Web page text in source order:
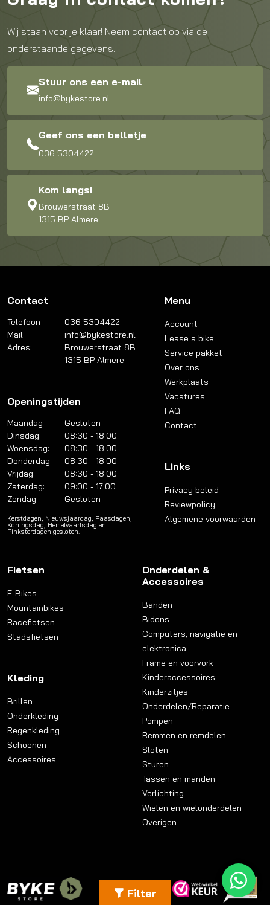
Filter
Wij staan voor je klaar! Neem contact op via de
onderstaande gegevens.
Stuur ons een e-mail
info@bykestore.nl
Geef ons een belletje
036 5304422
Kom langs!
Brouwerstraat 8B
1315 BP Almere
Contact
Telefoon:
036 5304422
Mail:
info@bykestore.nl
Adres:
Brouwerstraat 8B
1315 BP Almere
Openingstijden
Maandag:
Gesloten
Dinsdag:
08:30 - 18:00
Woensdag:
08:30 - 18:00
Donderdag:
08:30 - 18:00
Vrijdag:
08:30 - 18:00
Zaterdag:
09:00 - 17:00
Zondag:
Gesloten
Kerstdagen, Nieuwsjaardag, Paasdagen,
Koningsdag, Hemelvaartsdag en
Pinksterdagen gesloten.
Menu
Account
Lease a bike
Service pakket
Over ons
Werkplaats
Vacatures
FAQ
Contact
Links
Privacy beleid
Reviewpolicy
Algemene voorwaarden
Fietsen
E-Bikes
Mountainbikes
Racefietsen
Stadsfietsen
Kleding
Brillen
Onderkleding
Regenkleding
Schoenen
Accessoires
Onderdelen &
Accessoires
Banden
Bidons
Computers, navigatie en
elektronica
Frame en voorvork
Kinderaccessoires
Kinderzitjes
Onderdelen/Reparatie
Pompen
Remmen en remdelen
Sloten
Sturen
Tassen en manden
Verlichting
Wielen en wielonderdelen
Overigen